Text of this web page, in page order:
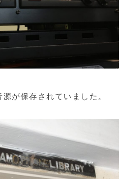
が保存されていました。